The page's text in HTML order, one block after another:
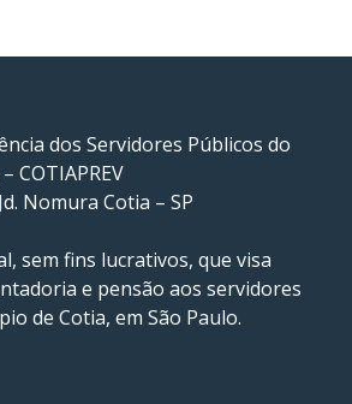
dos Servidores Públicos do
COTIAPREV
Nomura Cotia – SP
sem fins lucrativos, que visa
e pensão aos servidores
de Cotia, em São Paulo.